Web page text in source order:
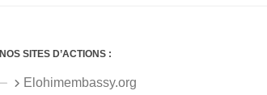
NOS SITES D’ACTIONS :
Elohimembassy.org